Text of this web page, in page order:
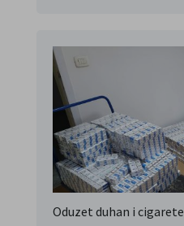
Oduzet duhan i cigarete